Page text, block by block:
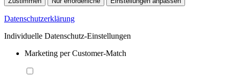
Datenschutzerklärung
Individuelle Datenschutz-Einstellungen
Marketing per Customer-Match